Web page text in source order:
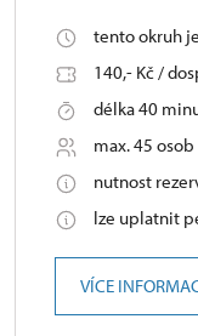
tento okruh
140,- Kč /
délka 40
max. 45 osob
nutnost
lze uplatnit
VÍCE